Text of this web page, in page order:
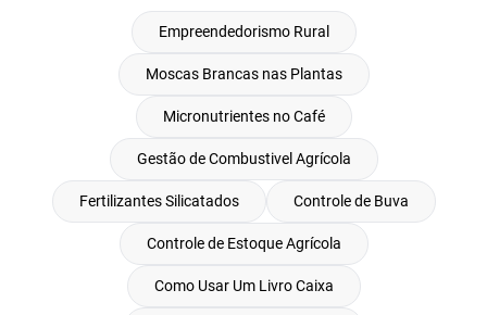
Empreendedorismo Rural
Moscas Brancas nas Plantas
Micronutrientes no Café
Gestão de Combustivel Agrícola
Fertilizantes Silicatados Controle de Buva
Controle de Estoque Agrícola
Como Usar Um Livro Caixa